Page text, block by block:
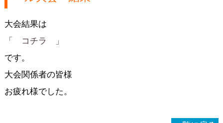
大会結果は
「 コチラ 」
です。
大会関係者の皆様
お疲れ様でした。